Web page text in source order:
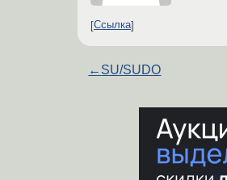
Ссылка
← SU/SUDO